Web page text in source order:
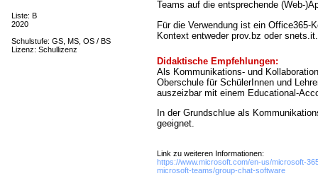
Liste: B
2020
Schulstufe: GS, MS, OS / BS
Lizenz: Schullizenz
Teams auf die entsprechende (Web-
Für die Verwendung ist ein Office365-
Kontext entweder prov.bz oder snets.it.
Didaktische Empfehlungen:
Als Kommunikations- und
Oberschule für SchülerInnen und
auszeizbar mit einem Educational-
In der Grundschlue als
geeignet.
Link zu weiteren Informationen:
https://www.microsoft.com/en-us/microsoft-
microsoft-teams/group-chat-software